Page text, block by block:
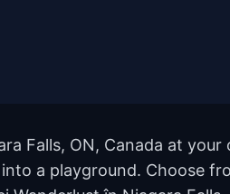
Falls, ON, Canada at
a playground. Choose